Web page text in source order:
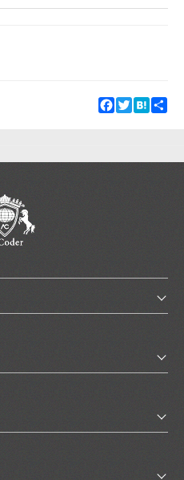
EN
Facebook
TwitterHatena